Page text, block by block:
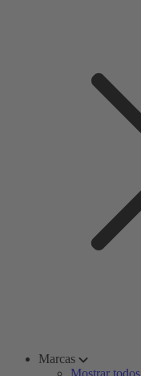
Marcas
Mostrar todos